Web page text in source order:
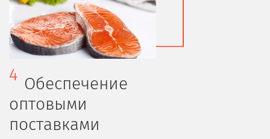
4 Обеспечение
оптовыми
поставками